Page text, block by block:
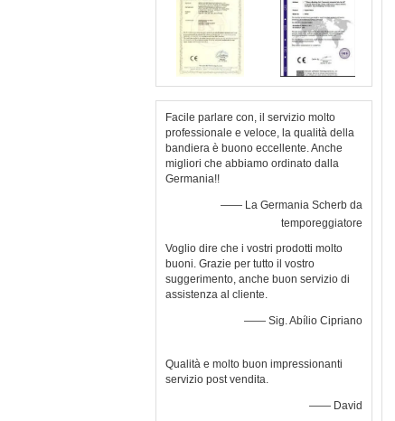
Facile parlare con, il servizio molto
professionale e veloce, la qualità della
bandiera è buono eccellente. Anche
migliori che abbiamo ordinato dalla
Germania!!
—— La Germania Scherb da
temporeggiatore
Voglio dire che i vostri prodotti molto
buoni. Grazie per tutto il vostro
suggerimento, anche buon servizio di
assistenza al cliente.
—— Sig. Abílio Cipriano
Qualità e molto buon impressionanti
servizio post vendita.
—— David